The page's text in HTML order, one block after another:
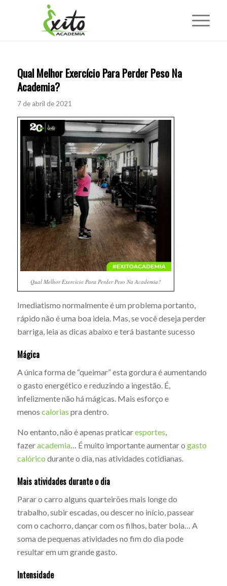
Qual Melhor Exercício Para Perder Peso Na
Academia?
7 de abril de 2021
Qual Melhor Exercício Para Perder Peso Na Academia?
Imediatismo normalmente é um problema portanto,
rápido não é uma boa ideia. Mas, se você deseja perder
barriga, leia as dicas abaixo e terá bastante sucesso
Mágica
A única forma de “queimar” esta gordura é aumentando
o gasto energético e reduzindo a ingestão. É,
infelizmente não há mágicas. Mais esforço e
menos calorias pra dentro.
No entanto, não é apenas praticaresportes
fazeracademia… É muito importante aumentar o gasto
calórico durante o dia, nas atividades cotidianas.
Mais atividades durante o dia
Parar o carro alguns quarteirões mais longe do
trabalho, subir escadas, ou descer no início, passear
com o cachorro, dançar com os filhos, bater bola… A
soma de pequenas atividades no fim do dia pode
resultar em um grande gasto.
Intensidade